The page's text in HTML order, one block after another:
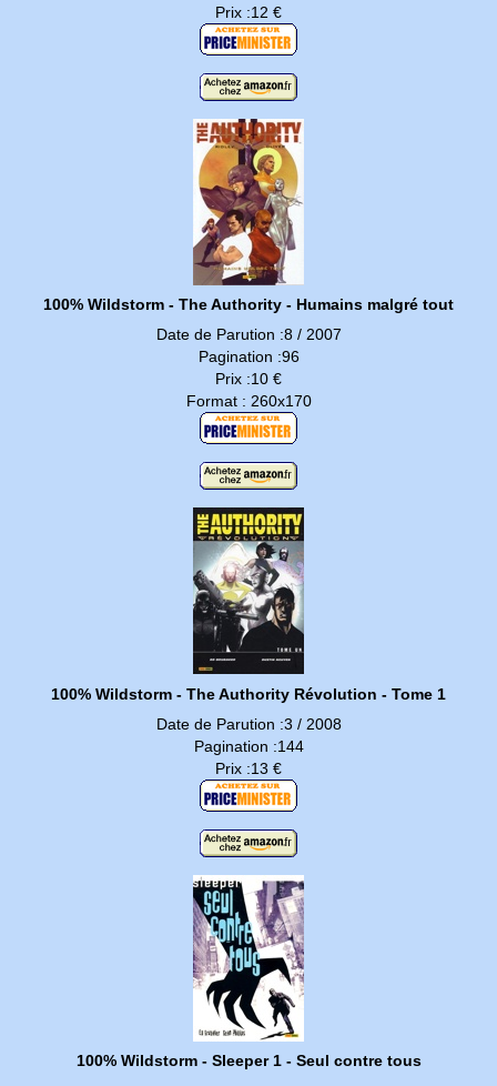
Prix :12 €
100% Wildstorm - The Authority - Humains malgré tout
Date de Parution :8 / 2007
Pagination :96
Prix :10 €
Format : 260x170
100% Wildstorm - The Authority Révolution - Tome 1
Date de Parution :3 / 2008
Pagination :144
Prix :13 €
100% Wildstorm - Sleeper 1 - Seul contre tous